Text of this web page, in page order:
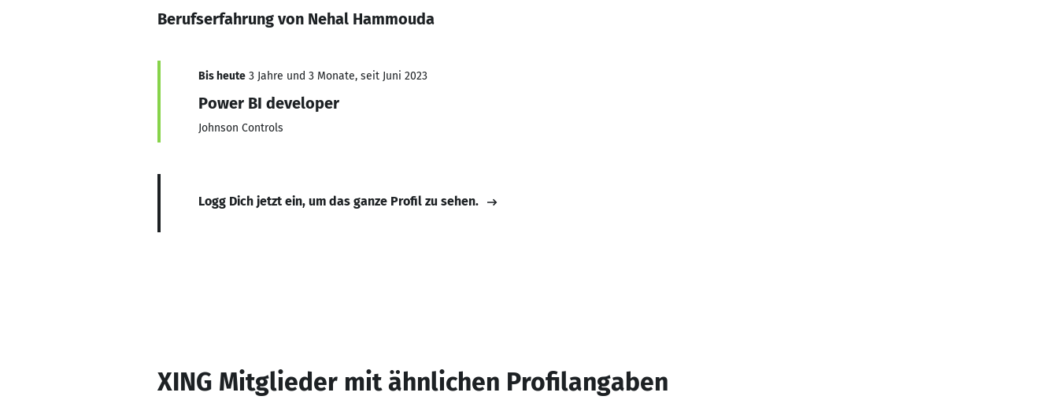
Berufserfahrung von Nehal Hammouda
Bis heute 3 Jahre und 3 Monate, seit Juni 2023
Power BI developer
Johnson Controls
Logg Dich jetzt ein, um das ganze Profil zu sehen.
XING Mitglieder mit ähnlichen Profilangaben